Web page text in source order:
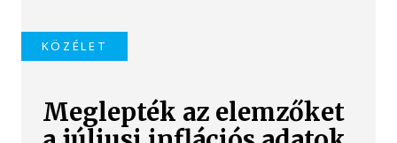
KÖZÉLET
Meglepték az elemzőket